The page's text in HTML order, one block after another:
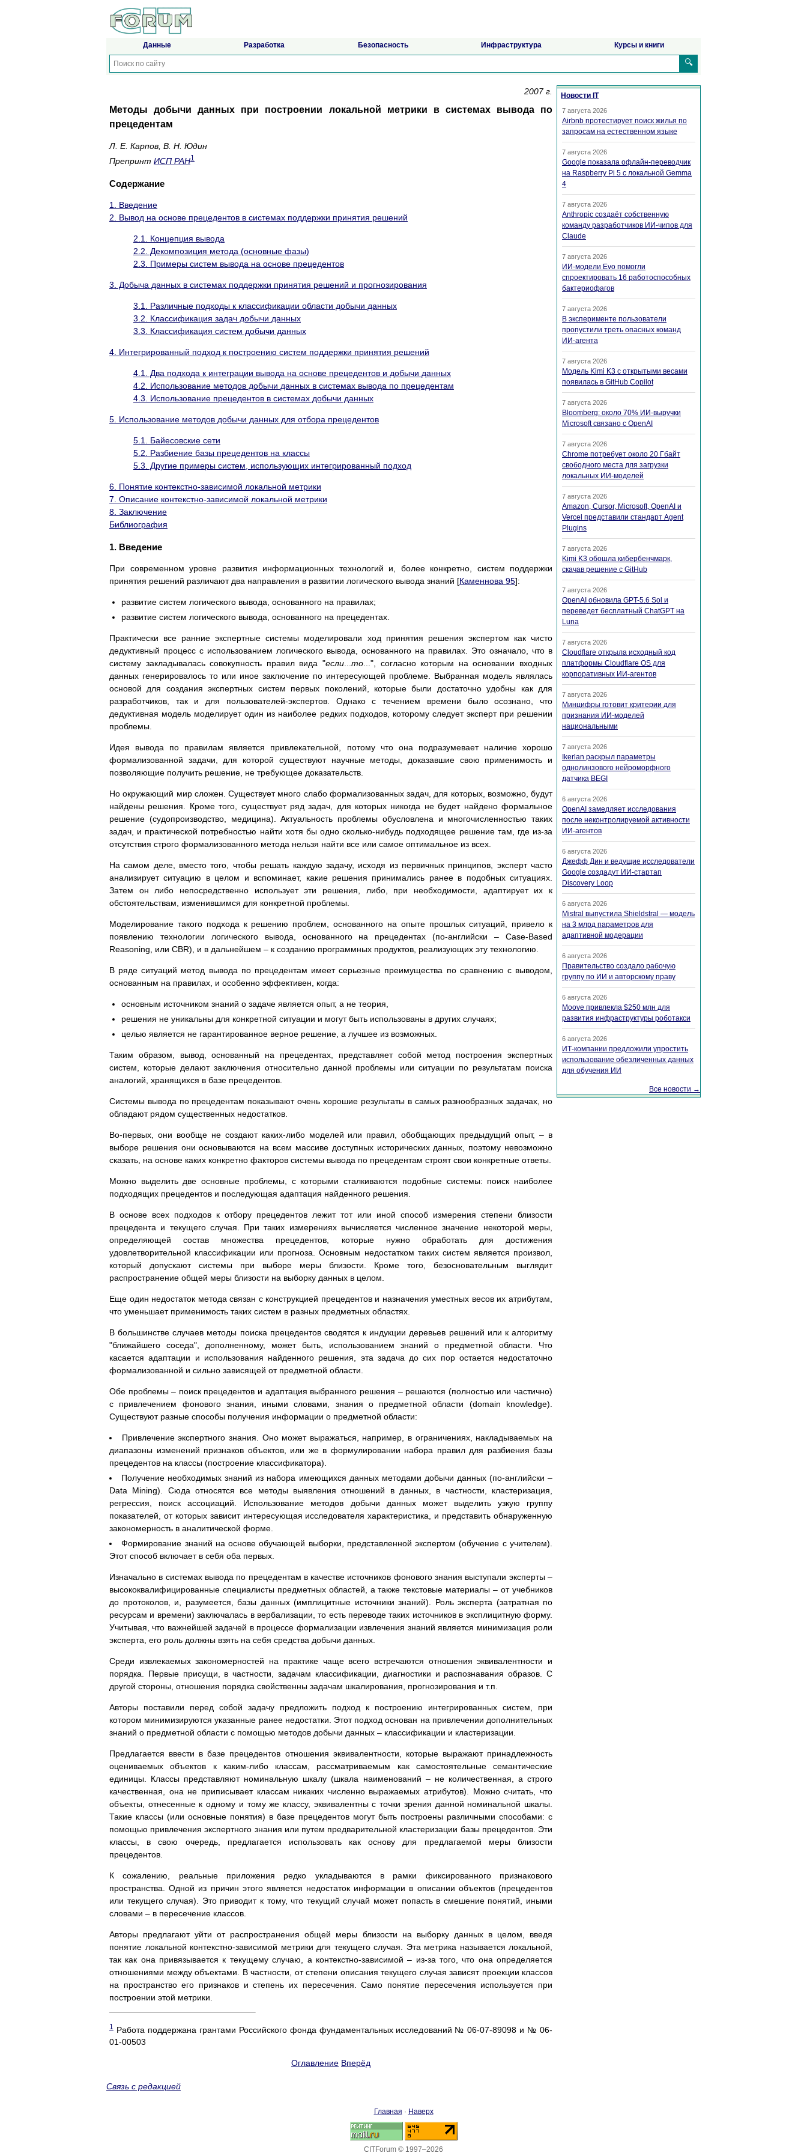
Данные Разработка Безопасность Инфраструктура Курсы и книги
🔍
2007 г.
Методы добычи данных при построении локальной метрики в системах вывода по
прецедентам
Л. Е. Карпов, В. Н. Юдин
Препринт ИСП РАН1
Содержание
1. Введение
2. Вывод на основе прецедентов в системах поддержки принятия решений
2.1. Концепция вывода
2.2. Декомпозиция метода (основные фазы)
2.3. Примеры систем вывода на основе прецедентов
3. Добыча данных в системах поддержки принятия решений и прогнозирования
3.1. Различные подходы к классификации области добычи данных
3.2. Классификация задач добычи данных
3.3. Классификация систем добычи данных
4. Интегрированный подход к построению систем поддержки принятия решений
4.1. Два подхода к интеграции вывода на основе прецедентов и добычи данных
4.2. Использование методов добычи данных в системах вывода по прецедентам
4.3. Использование прецедентов в системах добычи данных
5. Использование методов добычи данных для отбора прецедентов
5.1. Байесовские сети
5.2. Разбиение базы прецедентов на классы
5.3. Другие примеры систем, использующих интегрированный подход
6. Понятие контекстно-зависимой локальной метрики
7. Описание контекстно-зависимой локальной метрики
8. Заключение
Библиография
1. Введение
При современном уровне развития информационных технологий и, более конкретно, систем поддержки
принятия решений различают два направления в развитии логического вывода знаний [Каменнова 95]:
развитие систем логического вывода, основанного на правилах;
развитие систем логического вывода, основанного на прецедентах.
Практически все ранние экспертные системы моделировали ход принятия решения экспертом как чисто
дедуктивный процесс с использованием логического вывода, основанного на правилах. Это означало, что в
систему закладывалась совокупность правил вида "если то ...", согласно которым на основании входных
данных генерировалось то или иное заключение по интересующей проблеме. Выбранная модель являлась
основой для создания экспертных систем первых поколений, которые были достаточно удобны как для
разработчиков, так и для пользователей-экспертов. Однако с течением времени было осознано, что
дедуктивная модель моделирует один из наиболее редких подходов, которому следует эксперт при решении
проблемы.
Идея вывода по правилам является привлекательной, потому что она подразумевает наличие хорошо
формализованной задачи, для которой существуют научные методы, доказавшие свою применимость и
позволяющие получить решение, не требующее доказательств.
Но окружающий мир сложен. Существует много слабо формализованных задач, для которых, возможно, будут
найдены решения. Кроме того, существует ряд задач, для которых никогда не будет найдено формальное
решение (судопроизводство, медицина). Актуальность проблемы обусловлена и многочисленностью таких
задач, и практической потребностью найти хотя бы одно сколько-нибудь подходящее решение там, где из-за
отсутствия строго формализованного метода нельзя найти все или самое оптимальное из всех.
На самом деле, вместо того, чтобы решать каждую задачу, исходя из первичных принципов, эксперт часто
анализирует ситуацию в целом и вспоминает, какие решения принимались ранее в подобных ситуациях.
Затем он либо непосредственно использует эти решения, либо, при необходимости, адаптирует их к
обстоятельствам, изменившимся для конкретной проблемы.
Моделирование такого подхода к решению проблем, основанного на опыте прошлых ситуаций, привело к
появлению технологии логического вывода, основанного на прецедентах (по-английски – Case-Based
Reasoning, или CBR), и в дальнейшем – к созданию программных продуктов, реализующих эту технологию.
В ряде ситуаций метод вывода по прецедентам имеет серьезные преимущества по сравнению с выводом,
основанным на правилах, и особенно эффективен, когда:
основным источником знаний о задаче является опыт, а не теория,
решения не уникальны для конкретной ситуации и могут быть использованы в других случаях;
целью является не гарантированное верное решение, а лучшее из возможных.
Таким образом, вывод, основанный на прецедентах, представляет собой метод построения экспертных
систем, которые делают заключения относительно данной проблемы или ситуации по результатам поиска
аналогий, хранящихся в базе прецедентов.
Системы вывода по прецедентам показывают очень хорошие результаты в самых разнообразных задачах, но
обладают рядом существенных недостатков.
Во-первых, они вообще не создают каких-либо моделей или правил, обобщающих предыдущий опыт, – в
выборе решения они основываются на всем массиве доступных исторических данных, поэтому невозможно
сказать, на основе каких конкретно факторов системы вывода по прецедентам строят свои конкретные ответы.
Можно выделить две основные проблемы, с которыми сталкиваются подобные системы: поиск наиболее
подходящих прецедентов и последующая адаптация найденного решения.
В основе всех подходов к отбору прецедентов лежит тот или иной способ измерения степени близости
прецедента и текущего случая. При таких измерениях вычисляется численное значение некоторой меры,
определяющей состав множества прецедентов, которые нужно обработать для достижения
удовлетворительной классификации или прогноза. Основным недостатком таких систем является произвол,
который допускают системы при выборе меры близости. Кроме того, безосновательным выглядит
распространение общей меры близости на выборку данных в целом.
Еще один недостаток метода связан с конструкцией прецедентов и назначения уместных весов их атрибутам,
что уменьшает применимость таких систем в разных предметных областях.
В большинстве случаев методы поиска прецедентов сводятся к индукции деревьев решений или к алгоритму
"ближайшего соседа", дополненному, может быть, использованием знаний о предметной области. Что
касается адаптации и использования найденного решения, эта задача до сих пор остается недостаточно
формализованной и сильно зависящей от предметной области.
Обе проблемы – поиск прецедентов и адаптация выбранного решения – решаются (полностью или частично)
с привлечением фонового знания, иными словами, знания о предметной области (domain knowledge).
Существуют разные способы получения информации о предметной области:
Привлечение экспертного знания. Оно может выражаться, например, в ограничениях, накладываемых на
диапазоны изменений признаков объектов, или же в формулировании набора правил для разбиения базы
прецедентов на классы (построение классификатора).
Получение необходимых знаний из набора имеющихся данных методами добычи данных (по-английски –
Data Mining). Сюда относятся все методы выявления отношений в данных, в частности, кластеризация,
регрессия, поиск ассоциаций. Использование методов добычи данных может выделить узкую группу
показателей, от которых зависит интересующая исследователя характеристика, и представить обнаруженную
закономерность в аналитической форме.
Формирование знаний на основе обучающей выборки, представленной экспертом (обучение с учителем).
Этот способ включает в себя оба первых.
Изначально в системах вывода по прецедентам в качестве источников фонового знания выступали эксперты –
высококвалифицированные специалисты предметных областей, а также текстовые материалы – от учебников
до протоколов, и, разумеется, базы данных (имплицитные источники знаний). Роль эксперта (затратная по
ресурсам и времени) заключалась в вербализации, то есть переводе таких источников в эксплицитную форму.
Учитывая, что важнейшей задачей в процессе формализации извлечения знаний является минимизация роли
эксперта, его роль должны взять на себя средства добычи данных.
Среди извлекаемых закономерностей на практике чаще всего встречаются отношения эквивалентности и
порядка. Первые присущи, в частности, задачам классификации, диагностики и распознавания образов. С
другой стороны, отношения порядка свойственны задачам шкалирования, прогнозирования и т.п.
Авторы поставили перед собой задачу предложить подход к построению интегрированных систем, при
котором минимизируются указанные ранее недостатки. Этот подход основан на привлечении дополнительных
знаний о предметной области с помощью методов добычи данных – классификации и кластеризации.
Предлагается ввести в базе прецедентов отношения эквивалентности, которые выражают принадлежность
оцениваемых объектов к каким-либо классам, рассматриваемым как самостоятельные семантические
единицы. Классы представляют номинальную шкалу (шкала наименований – не количественная, а строго
качественная, она не приписывает классам никаких численно выражаемых атрибутов). Можно считать, что
объекты, отнесенные к одному и тому же классу, эквивалентны с точки зрения данной номинальной шкалы.
Такие классы (или основные понятия) в базе прецедентов могут быть построены различными способами: с
помощью привлечения экспертного знания или путем предварительной кластеризации базы прецедентов. Эти
классы, в свою очередь, предлагается использовать как основу для предлагаемой меры близости
прецедентов.
К сожалению, реальные приложения редко укладываются в рамки фиксированного признакового
пространства. Одной из причин этого является недостаток информации в описании объектов (прецедентов
или текущего случая). Это приводит к тому, что текущий случай может попасть в смешение понятий, иными
словами – в пересечение классов.
Авторы предлагают уйти от распространения общей меры близости на выборку данных в целом, введя
понятие локальной контекстно-зависимой метрики для текущего случая. Эта метрика называется локальной,
так как она привязывается к текущему случаю, а контекстно-зависимой – из-за того, что она определяется
отношениями между объектами. В частности, от степени описания текущего случая зависят проекции классов
на пространство его признаков и степень их пересечения. Само понятие пересечения используется при
построении этой метрики.
1
Работа поддержана грантами Российского фонда фундаментальных исследований № 06-07-89098 и № 06-
01-00503
Оглавление Вперёд
Новости IT
7 августа 2026
Airbnb протестирует поиск жилья по
запросам на естественном языке
7 августа 2026
Google показала офлайн-переводчик
на Raspberry Pi 5 с локальной Gemma
4
7 августа 2026
Anthropic создаёт собственную
команду разработчиков ИИ-чипов для
Claude
7 августа 2026
ИИ-модели Evo помогли
спроектировать 16 работоспособных
бактериофагов
7 августа 2026
В эксперименте пользователи
пропустили треть опасных команд
ИИ-агента
7 августа 2026
Модель Kimi K3 с открытыми весами
появилась в GitHub Copilot
7 августа 2026
Bloomberg: около 70% ИИ-выручки
Microsoft связано с OpenAI
7 августа 2026
Chrome потребует около 20 Гбайт
свободного места для загрузки
локальных ИИ-моделей
7 августа 2026
Amazon, Cursor, Microsoft, OpenAI и
Vercel представили стандарт Agent
Plugins
7 августа 2026
Kimi K3 обошла кибербенчмарк,
скачав решение с GitHub
7 августа 2026
OpenAI обновила GPT-5.6 Sol и
переведет бесплатный ChatGPT на
Luna
7 августа 2026
Cloudflare открыла исходный код
платформы Cloudflare OS для
корпоративных ИИ-агентов
7 августа 2026
Минцифры готовит критерии для
признания ИИ-моделей
национальными
7 августа 2026
Ikerlan раскрыл параметры
однолинзового нейроморфного
датчика BEGI
6 августа 2026
OpenAI замедляет исследования
после неконтролируемой активности
ИИ-агентов
6 августа 2026
Джефф Дин и ведущие исследователи
Google создадут ИИ-стартап
Discovery Loop
6 августа 2026
Mistral выпустила Shieldstral — модель
на 3 млрд параметров для
адаптивной модерации
6 августа 2026
Правительство создало рабочую
группу по ИИ и авторскому праву
6 августа 2026
Moove привлекла $250 млн для
развития инфраструктуры роботакси
6 августа 2026
ИТ-компании предложили упростить
использование обезличенных данных
для обучения ИИ
Все новости →
Связь с редакцией
Главная · Наверх
CITForum © 1997–2026